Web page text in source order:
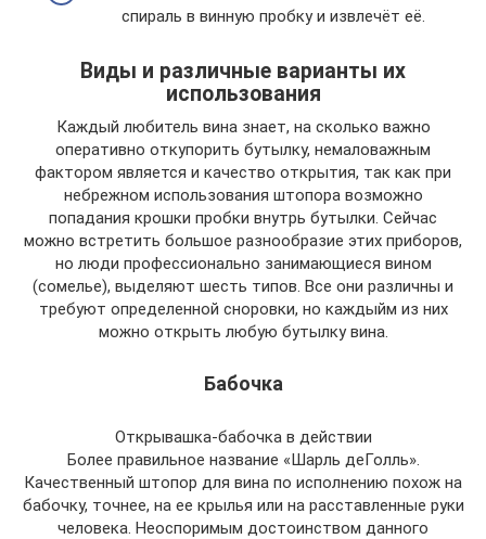
спираль в винную пробку и извлечёт её.
Виды и различные варианты их
использования
Каждый любитель вина знает, на сколько важно
оперативно откупорить бутылку, немаловажным
фактором является и качество открытия, так как при
небрежном использования штопора возможно
попадания крошки пробки внутрь бутылки. Сейчас
можно встретить большое разнообразие этих приборов,
но люди профессионально занимающиеся вином
(сомелье), выделяют шесть типов. Все они различны и
требуют определенной сноровки, но каждыйм из них
можно открыть любую бутылку вина.
Бабочка
Открывашка-бабочка в действии
Более правильное название «Шарль деГолль».
Качественный штопор для вина по исполнению похож на
бабочку, точнее, на ее крылья или на расставленные руки
человека. Неоспоримым достоинством данного